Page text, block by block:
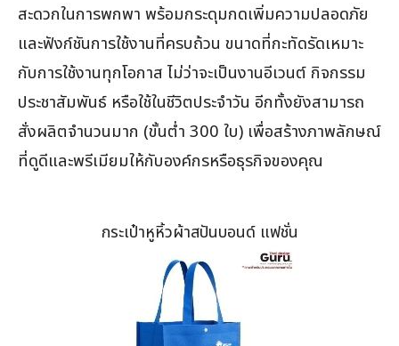
สะดวกในการพกพา พร้อมกระดุมกดเพิ่มความปลอดภัย
และฟังก์ชันการใช้งานที่ครบถ้วน ขนาดที่กะทัดรัดเหมาะ
กับการใช้งานทุกโอกาส ไม่ว่าจะเป็นงานอีเวนต์ กิจกรรม
ประชาสัมพันธ์ หรือใช้ในชีวิตประจำวัน อีกทั้งยังสามารถ
สั่งผลิตจำนวนมาก (ขั้นต่ำ 300 ใบ) เพื่อสร้างภาพลักษณ์
ที่ดูดีและพรีเมียมให้กับองค์กรหรือธุรกิจของคุณ
กระเป๋าหูหิ้วผ้าสปันบอนด์ แฟชั่น